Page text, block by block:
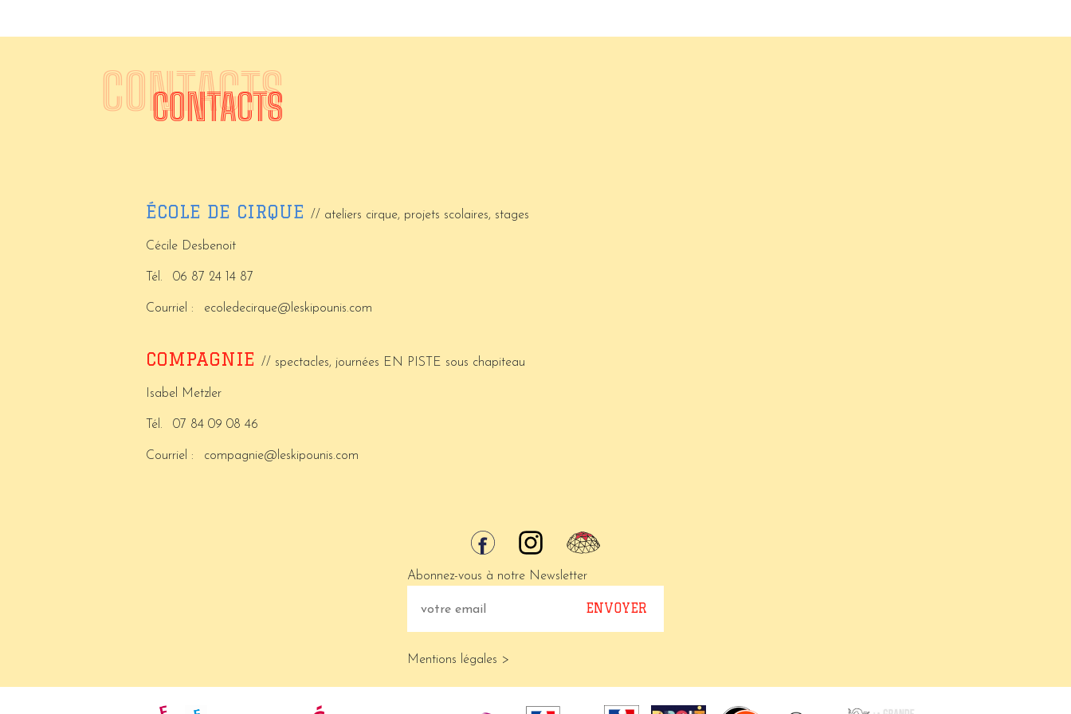
CONTACTS
CONTACTS
ÉCOLE DE CIRQUE // ateliers cirque, projets scolaires, stages
Cécile Desbenoit
Tél. 06 87 24 14 87
Courriel : ecoledecirque@leskipounis.com
COMPAGNIE // spectacles, journées EN PISTE sous chapiteau
Isabel Metzler
Tél. 07 84 09 08 46
Courriel : compagnie@leskipounis.com
Abonnez-vous à notre Newsletter
Mentions légales >